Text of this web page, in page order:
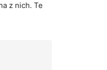
z nich. Te